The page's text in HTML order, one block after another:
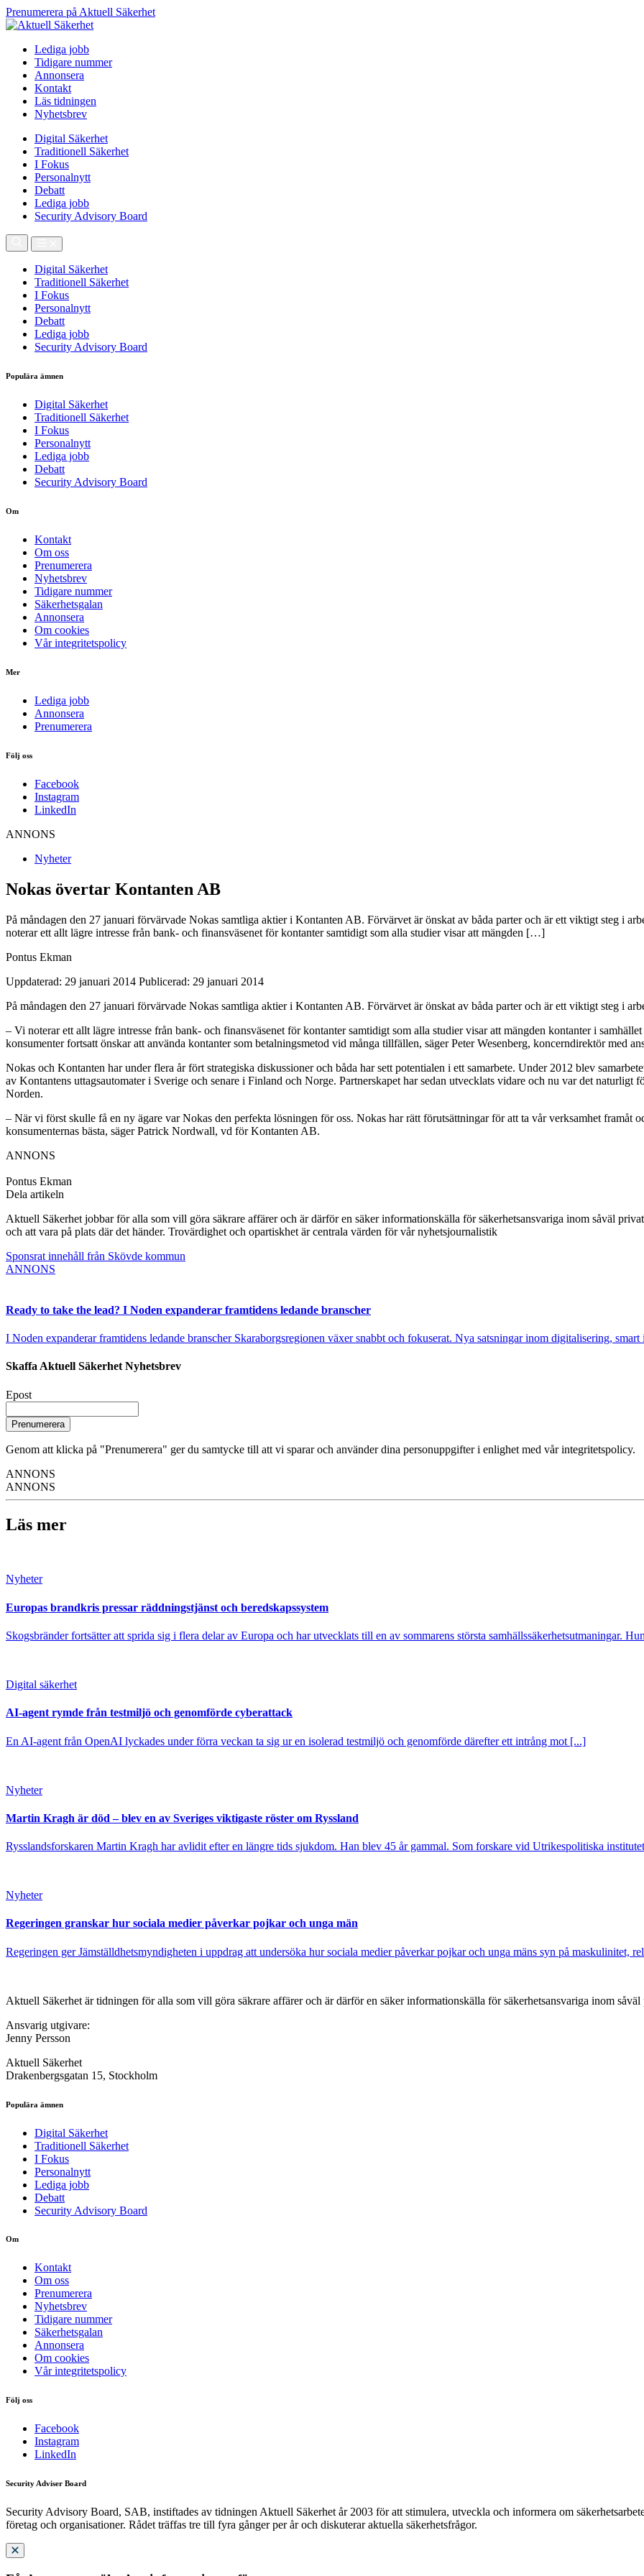
Prenumerera på Aktuell Säkerhet
Lediga jobb
Tidigare nummer
Annonsera
Kontakt
Läs tidningen
Nyhetsbrev
Digital Säkerhet
Traditionell Säkerhet
I Fokus
Personalnytt
Debatt
Lediga jobb
Security Advisory Board
Digital Säkerhet
Traditionell Säkerhet
I Fokus
Personalnytt
Debatt
Lediga jobb
Security Advisory Board
Populära ämnen
Digital Säkerhet
Traditionell Säkerhet
I Fokus
Personalnytt
Lediga jobb
Debatt
Security Advisory Board
Om
Kontakt
Om oss
Prenumerera
Nyhetsbrev
Tidigare nummer
Säkerhetsgalan
Annonsera
Om cookies
Vår integritetspolicy
Mer
Lediga jobb
Annonsera
Prenumerera
Följ oss
Facebook
Instagram
LinkedIn
ANNONS
Nyheter
Nokas övertar Kontanten AB
På måndagen den 27 januari förvärvade Nokas samtliga aktier i Kontanten AB. Förvärvet är önskat av båda parter och är ett viktigt steg i
noterar ett allt lägre intresse från bank- och finansväsenet för kontanter samtidigt som alla studier visar att mängden […]
Pontus Ekman
Uppdaterad: 29 januari 2014 Publicerad: 29 januari 2014
På måndagen den 27 januari förvärvade Nokas samtliga aktier i Kontanten AB. Förvärvet är önskat av båda parter och är ett viktigt steg i
– Vi noterar ett allt lägre intresse från bank- och finansväsenet för kontanter samtidigt som alla studier visar att mängden kontanter i
konsumenter fortsatt önskar att använda kontanter som betalningsmetod vid många tillfällen, säger Peter Wesenberg, koncerndirektör med
Nokas och Kontanten har under flera år fört strategiska diskussioner och båda har sett potentialen i ett samarbete. Under 2012 blev
av Kontantens uttagsautomater i Sverige och senare i Finland och Norge. Partnerskapet har sedan utvecklats vidare och nu var det naturligt
Norden.
– När vi först skulle få en ny ägare var Nokas den perfekta lösningen för oss. Nokas har rätt förutsättningar för att ta vår verksamhet framåt
konsumenternas bästa, säger Patrick Nordwall, vd för Kontanten AB.
ANNONS
Pontus Ekman
Dela artikeln
Aktuell Säkerhet jobbar för alla som vill göra säkrare affärer och är därför en säker informationskälla för säkerhetsansvariga inom såväl
och att vara på plats där det händer. Trovärdighet och opartiskhet är centrala värden för vår nyhetsjournalistik
Sponsrat innehåll från Skövde kommun
ANNONS
Ready to take the lead? I Noden expanderar framtidens ledande branscher
I Noden expanderar framtidens ledande branscher Skaraborgsregionen växer snabbt och fokuserat. Nya satsningar inom digitalisering,
Skaffa Aktuell Säkerhet Nyhetsbrev
Epost
Prenumerera
Genom att klicka på "Prenumerera" ger du samtycke till att vi sparar och använder dina personuppgifter i enlighet med vår integritetspolicy.
ANNONS
ANNONS
Läs mer
Nyheter
Europas brandkris pressar räddningstjänst och beredskapssystem
Skogsbränder fortsätter att sprida sig i flera delar av Europa och har utvecklats till en av sommarens största samhällssäkerhetsutmaningar.
Digital säkerhet
AI-agent rymde från testmiljö och genomförde cyberattack
En AI-agent från OpenAI lyckades under förra veckan ta sig ur en isolerad testmiljö och genomförde därefter ett intrång mot [...]
Nyheter
Martin Kragh är död – blev en av Sveriges viktigaste röster om Ryssland
Rysslandsforskaren Martin Kragh har avlidit efter en längre tids sjukdom. Han blev 45 år gammal. Som forskare vid Utrikespolitiska
Nyheter
Regeringen granskar hur sociala medier påverkar pojkar och unga män
Regeringen ger Jämställdhetsmyndigheten i uppdrag att undersöka hur sociala medier påverkar pojkar och unga mäns syn på maskulinitet,
Aktuell Säkerhet är tidningen för alla som vill göra säkrare affärer och är därför en säker informationskälla för säkerhets­ansvariga inom
Ansvarig utgivare:
Jenny Persson
Aktuell Säkerhet
Drakenbergsgatan 15, Stockholm
Populära ämnen
Digital Säkerhet
Traditionell Säkerhet
I Fokus
Personalnytt
Lediga jobb
Debatt
Security Advisory Board
Om
Kontakt
Om oss
Prenumerera
Nyhetsbrev
Tidigare nummer
Säkerhetsgalan
Annonsera
Om cookies
Vår integritetspolicy
Följ oss
Facebook
Instagram
LinkedIn
Security Adviser Board
Security Advisory Board, SAB, instiftades av tidningen Aktuell Säkerhet år 2003 för att stimulera, utveckla och informera om
företag och organisationer. Rådet träffas tre till fyra gånger per år och diskuterar aktuella säkerhetsfrågor.